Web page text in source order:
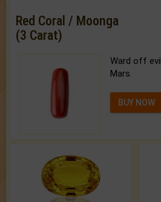
Red Coral / Moonga
(3 Carat)
Ward off
Mars.
BUY NOW